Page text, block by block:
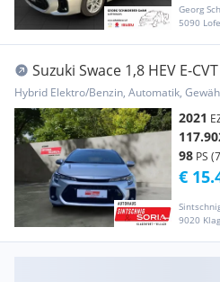
Georg
5090
Suzuki Swace 1,8 HEV E-
Hybrid Elektro/Benzin, Automatik,
2021
98 PS
9020
€